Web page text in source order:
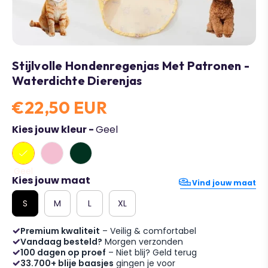
Stijlvolle Hondenregenjas Met Patronen -
Waterdichte Dierenjas
€22,50 EUR
Kies jouw kleur -Geel
Kies jouw maat Vind jouw maat
S M L XL
Premium kwaliteit – Veilig & comfortabel
Vandaag besteld? Morgen verzonden
100 dagen op proef – Niet blij? Geld terug
33.700+ blije baasjes gingen je voor